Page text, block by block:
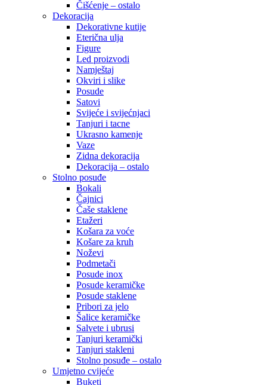
Čišćenje – ostalo
Dekoracija
Dekorativne kutije
Eterična ulja
Figure
Led proizvodi
Namještaj
Okviri i slike
Posude
Satovi
Svijeće i svijećnjaci
Tanjuri i tacne
Ukrasno kamenje
Vaze
Zidna dekoracija
Dekoracija – ostalo
Stolno posuđe
Bokali
Čajnici
Čaše staklene
Etažeri
Košara za voće
Košare za kruh
Noževi
Podmetači
Posude inox
Posude keramičke
Posude staklene
Pribori za jelo
Šalice keramičke
Salvete i ubrusi
Tanjuri keramički
Tanjuri stakleni
Stolno posuđe – ostalo
Umjetno cvijeće
Buketi